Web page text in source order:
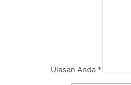
Ulasan Anda *